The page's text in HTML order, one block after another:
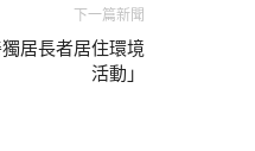
下一篇新聞
居長者居住環境
活動」